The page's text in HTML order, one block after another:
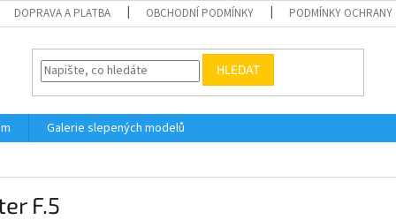
DOPRAVA A PLATBA OBCHODNÍ PODMÍNKY PODMÍNKY OCHRANY
HLEDAT
Galerie slepených modelů
F.5